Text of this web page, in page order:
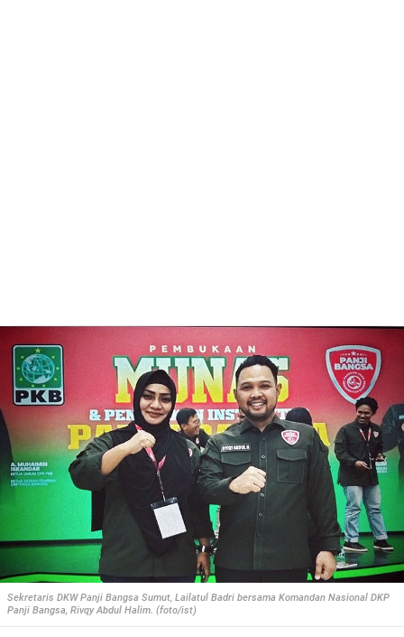
Sekretaris DKW Panji Bangsa Sumut, Lailatul Badri bersama Komandan Nasional DKP
Panji Bangsa, Rivqy Abdul Halim. (foto/ist)